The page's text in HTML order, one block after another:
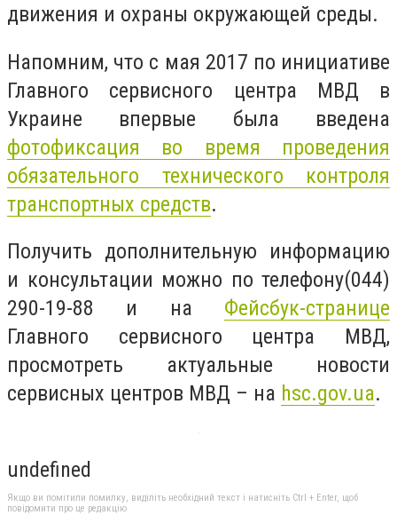
движения и охраны окружающей среды.
Напомним, что с мая 2017 по инициативе
Главного сервисного центра МВД в
Украине впервые была введена
фотофиксация во время проведения
обязательного технического контроля
транспортных средств.
Получить дополнительную информацию
и консультации можно по телефону(044)
290-19-88 и на Фейсбук-странице
Главного сервисного центра МВД,
просмотреть актуальные новости
сервисных центров МВД – на hsc.gov.ua.
undefined
Якщо ви помітили помилку, виділіть необхідний текст і натисніть Ctrl + Enter, щоб
повідомити про це редакцію